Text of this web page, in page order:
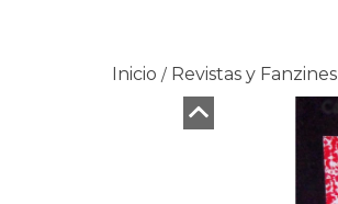
Inicio / Revistas y Fanzines